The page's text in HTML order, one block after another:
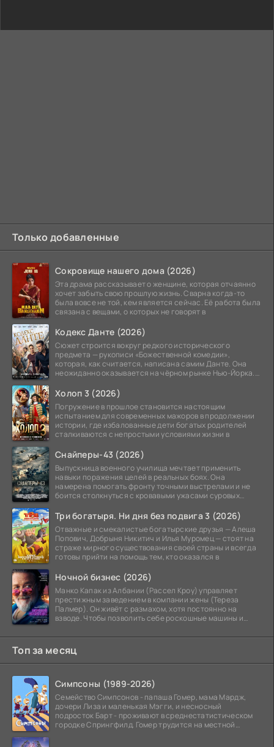
Только добавленные
Сокровище нашего дома (2026)
Эта драма рассказывает о женщине, которая отчаянно
хочет забыть свою прошлую жизнь. Сварна когда-то
была вовсе не той, кем является сейчас. Её работа была
связана с вещами, о которых не говорят в
Кодекс Данте (2026)
Сюжет строится вокруг редкого исторического
предмета — рукописи «Божественной комедии»,
которая, как считается, написана самим Данте. Она
неожиданно оказывается на чёрном рынке Нью-Йорка.
Холоп 3 (2026)
Погружение в прошлое становится настоящим
испытанием для современных мажоров в продолжении
истории, где избалованные дети богатых родителей
сталкиваются с непростыми условиями жизни в
Снайперы-43 (2026)
Выпускница военного училища мечтает применить
навыки поражения целей в реальных боях. Она
намерена помогать фронту точными выстрелами и не
боится столкнуться с кровавыми ужасами суровых
Три богатыря. Ни дня без подвига 3 (2026)
Отважные и смекалистые богатырские друзья — Алеша
Попович, Добрыня Никитич и Илья Муромец — стоят на
страже мирного существования своей страны и всегда
готовы прийти на помощь тем, кто оказался в
Ночной бизнес (2026)
Манко Капак из Албании (Рассел Кроу) управляет
престижным заведением в компании жены (Тереза
Палмер). Он живёт с размахом, хотя постоянно на
взводе. Чтобы позволить себе роскошные машины и
Топ за месяц
Симпсоны (1989-2026)
Семейство Симпсонов - папаша Гомер, мама Мардж,
дочери Лиза и маленькая Мэгги, и несносный
подросток Барт - проживают в среднестатистическом
городке Спрингфилд. Гомер трудится на местной